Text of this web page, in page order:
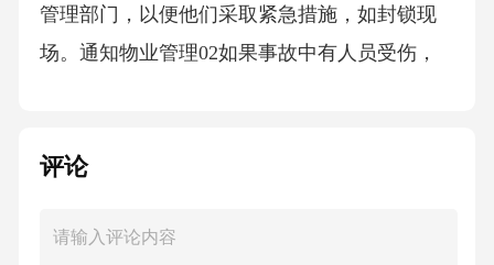
管理部门，以便他们采取紧急措施，如封锁现
场。通知物业管理02如果事故中有人员受伤，
方到来的同时，应尽量保护现场，避免破坏可
故调查与记录事故发生后，立即封锁现场，收
评论